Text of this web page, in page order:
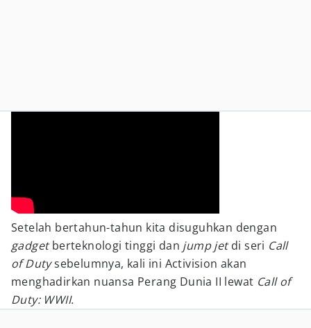
Setelah bertahun-tahun kita disuguhkan dengan
gadgetberteknologi tinggi dan jump jetdi seri Call
of Dutysebelumnya, kali ini Activision akan
menghadirkan nuansa Perang Dunia II lewat Call of
Duty: WWII.